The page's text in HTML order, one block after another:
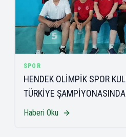
SPOR
HENDEK OLİMPİK SPOR
TÜRKİYE
Haberi Oku